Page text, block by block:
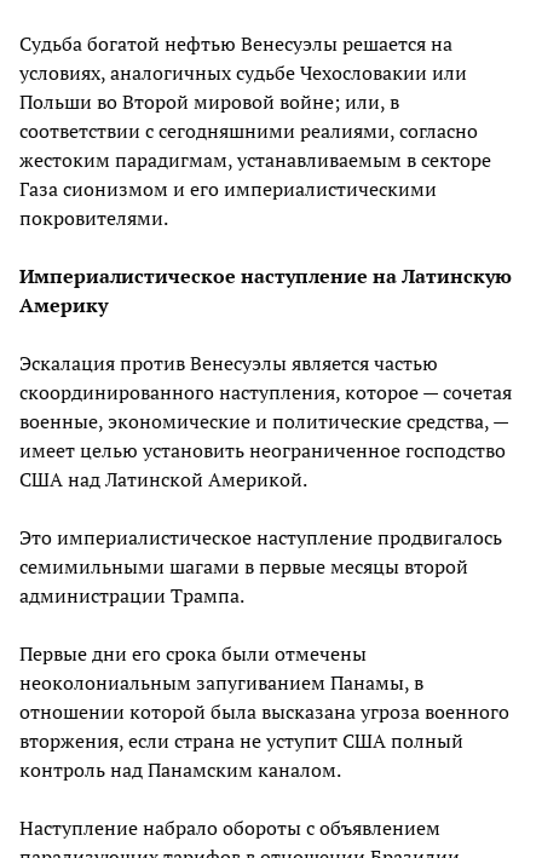
Судьба богатой нефтью Венесуэлы решается на
условиях, аналогичных судьбе Чехословакии или
Польши во Второй мировой войне; или, в
соответствии с сегодняшними реалиями, согласно
жестоким парадигмам, устанавливаемым в секторе
Газа сионизмом и его империалистическими
покровителями.
Империалистическое наступление на Латинскую
Америку
Эскалация против Венесуэлы является частью
скоординированного наступления, которое — сочетая
военные, экономические и политические средства, —
имеет целью установить неограниченное господство
США над Латинской Америкой.
Это империалистическое наступление продвигалось
семимильными шагами в первые месяцы второй
администрации Трампа.
Первые дни его срока были отмечены
неоколониальным запугиванием Панамы, в
отношении которой была высказана угроза военного
вторжения, если страна не уступит США полный
контроль над Панамским каналом.
Наступление набрало обороты с объявлением